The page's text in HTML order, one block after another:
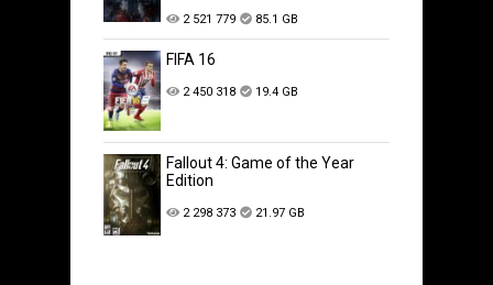
2 521 779 85.1 GB
FIFA 16
2 450 318 19.4 GB
Fallout 4: Game of the Year
Edition
2 298 373 21.97 GB